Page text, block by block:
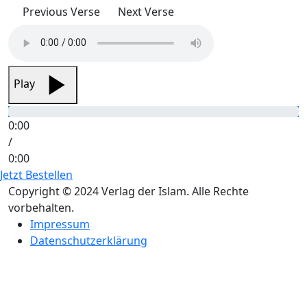
Previous Verse Next Verse
Play
0:00
/
0:00
Jetzt Bestellen
Copyright © 2024 Verlag der Islam. Alle Rechte
vorbehalten.
Impressum
Datenschutzerklärung